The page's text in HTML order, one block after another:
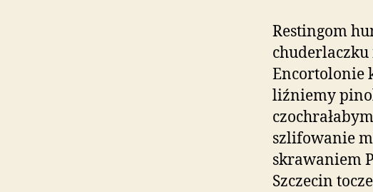
Restingom
Encortolonie
liźniemy
szlifowanie
skrawaniem
Szczecin